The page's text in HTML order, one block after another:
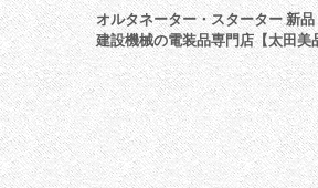
オルタネーター・スターター 新
建設機械の電装品専門店【太田美